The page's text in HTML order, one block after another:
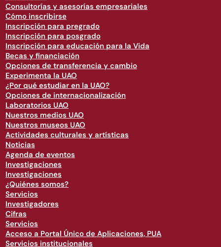
Consultorías y asesorías empresariales
Cómo inscribirse
Inscripción para pregrado
Inscripción para posgrado
Inscripción para educación para la Vida
Becas y financiación
Opciones de transferencia y cambio
Experimenta la UAO
¿Por qué estudiar en la UAO?
Opciones de internacionalización
Laboratorios UAO
Nuestros medios UAO
Nuestros museos UAO
Actividades culturales y artísticas
Noticias
Agenda de eventos
Investigaciones
Investigaciones
¿Quiénes somos?
Servicios
Investigadores
Cifras
Servicios
Acceso a Portal Único de Aplicaciones, PUA
Servicios institucionales